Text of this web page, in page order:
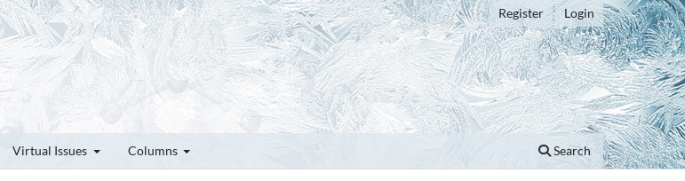
Virtual Issues Columns Search
Register Login